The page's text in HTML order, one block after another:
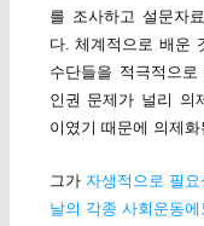
를 조사하고 설문자
다. 체계적으로 배운
수단들을 적극적으
인권 문제가 널리 의
이였기 때문에 의제
그가 자생적으로 필
날의 각종 사회운동